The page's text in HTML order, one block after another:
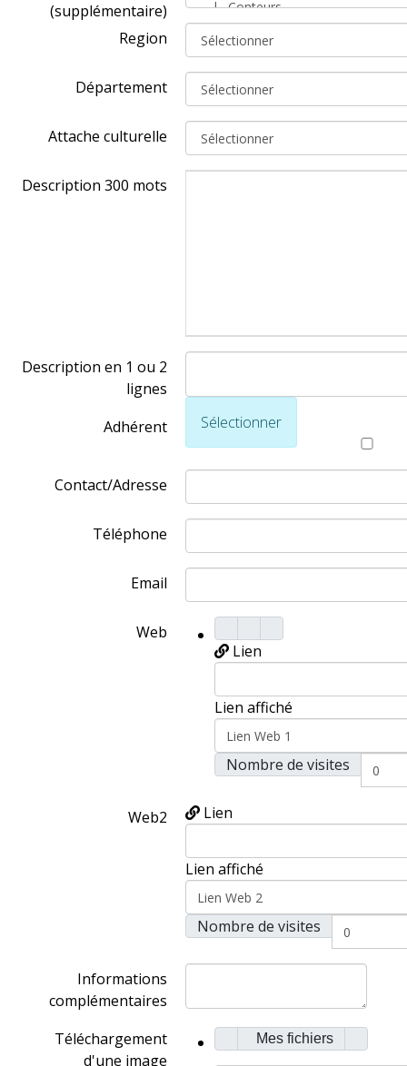
(supplémentaire)
Region
Département
Attache culturelle
Description 300 mots
Description en 1 ou 2
lignes
Adhérent
Sélectionner
Contact/Adresse
Téléphone
Email
Web
Lien
Lien affiché
Nombre de visites
Web2 Lien
Lien affiché
Nombre de visites
Informations
complémentaires
Téléchargement
d'une image
Mes fichiers